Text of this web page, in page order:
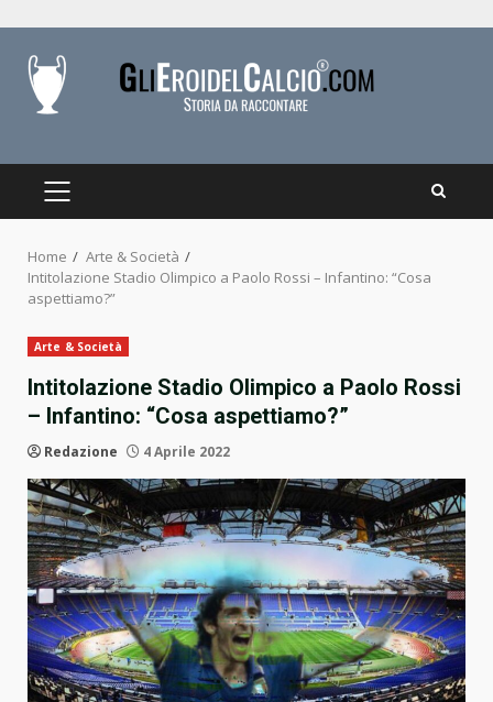
content
PRIMARY
Home
Arte & Società
Intitolazione Stadio Olimpico a Paolo Rossi – Infantino: “Cosa
aspettiamo?”
Arte & Società
Intitolazione Stadio Olimpico a Paolo Rossi
– Infantino: “Cosa aspettiamo?”
Redazione 4 Aprile 2022